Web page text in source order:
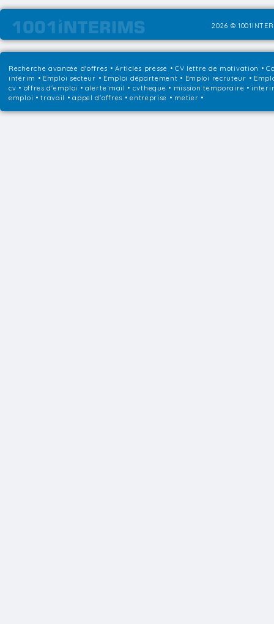
2026 ©
Recherche avancée d'offres •Articles presse • CV lettre de motivation •
intérim • Emploi secteur • Emploi département • Emploi recruteur •
cv • offres d'emploi • alerte mail • cvtheque • mission temporaire •
emploi • travail • appel d'offres • entreprise • metier •